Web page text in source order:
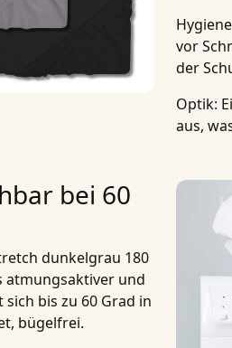
Hygiene
vor
der
Optik:
aus,
bei 60
dunkelgrau 180
atmungsaktiver und
sich bis zu 60 Grad in
bügelfrei.